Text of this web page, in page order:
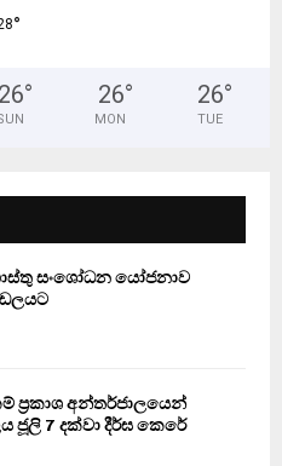
°
26° 26°
MON
26°
TUE
සංශෝධන යෝජනාව
ප්‍රකාශ අන්තර්ජාලයෙන්
ජූලි 7 දක්වා දීර්ඝ කෙරේ